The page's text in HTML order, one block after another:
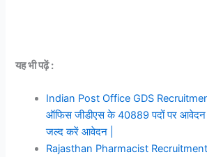
यह भी पढ़ें :
Indian Post Office GDS
ऑफिस जीडीएस के 40889 पदों पर
जल्द करें आवेदन |
Rajasthan Pharmacist